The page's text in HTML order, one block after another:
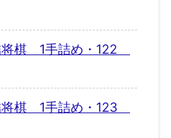
将棋 1手詰め・122
将棋 1手詰め・123